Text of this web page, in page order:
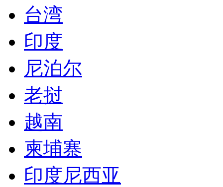
台湾
印度
尼泊尔
老挝
越南
柬埔寨
印度尼西亚